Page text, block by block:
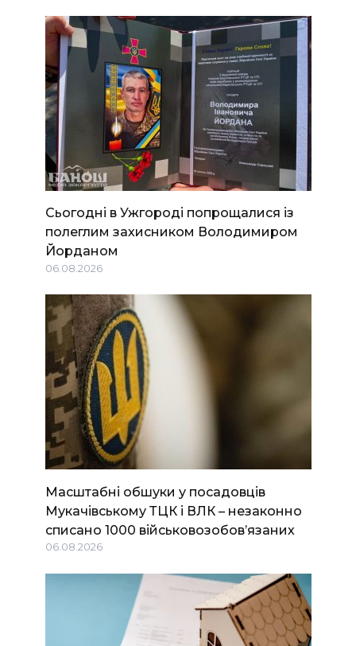
Сьогодні в Ужгороді попрощалися із
полеглим захисником Володимиром
Йорданом
06.08.2026
Масштабні обшуки у посадовців
Мукачівському ТЦК і ВЛК – незаконно
списано 1000 військовозобов’язаних
06.08.2026